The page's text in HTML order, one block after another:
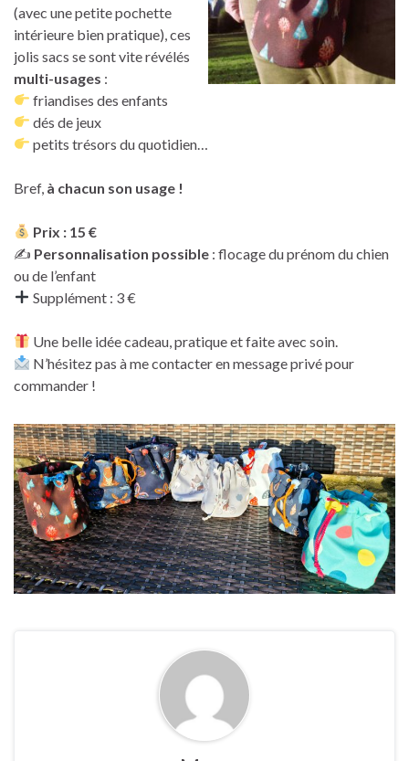
(avec une petite pochette
intérieure bien pratique), ces
jolis sacs se sont vite révélés
multi-usages :
friandises des enfants
dés de jeux
petits trésors du quotidien…
Bref, à chacun son usage !
Prix : 15 €
✍️ Personnalisation possible : flocage du prénom du chien
ou de l’enfant
Supplément : 3 €
Une belle idée cadeau, pratique et faite avec soin.
N’hésitez pas à me contacter en message privé pour
commander !